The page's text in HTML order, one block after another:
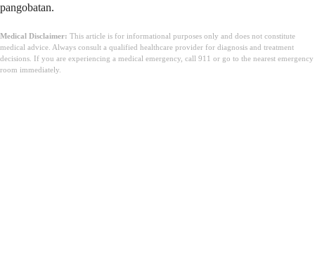
pangobatan.
Medical Disclaimer: This article is for informational purposes only and does not constitute
medical advice. Always consult a qualified healthcare provider for diagnosis and treatment
decisions. If you are experiencing a medical emergency, call 911 or go to the nearest emergency
room immediately.